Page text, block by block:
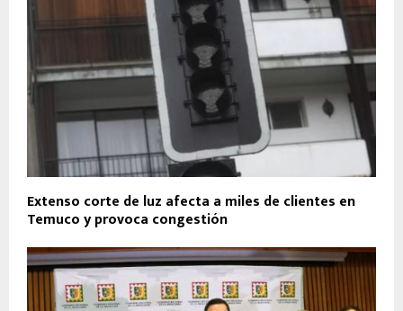
Extenso corte de luz afecta a miles de clientes en
Temuco y provoca congestión